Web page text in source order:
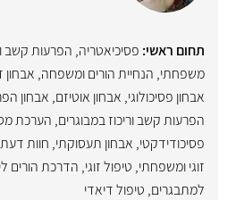
תחום ראשי: פסיכיאטריה, הפרעות קשב
משפחתי, הנחיית הורים ומשפחה, אבחון
אבחון פסיכולוגי, אבחון אוטיזם, אבחון
הפרעות קשב וריכוז במבוגרים, הערכת
פסיכודידקטי, אבחון תעסוקתי, חוות
זוגי ומשפחתי, טיפול זוגי, הדרכת הורים
למתבגרים, טיפול דיאדי